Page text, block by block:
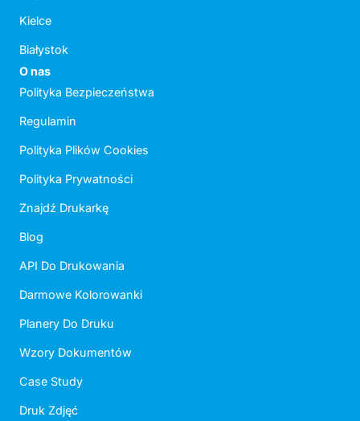
Kielce
Białystok
O nas
Polityka Bezpieczeństwa
Regulamin
Polityka Plików Cookies
Polityka Prywatności
Znajdź Drukarkę
Blog
API Do Drukowania
Darmowe Kolorowanki
Planery Do Druku
Wzory Dokumentów
Case Study
Druk Zdjęć